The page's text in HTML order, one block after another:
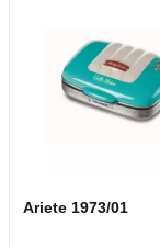
Ariete 1973/01